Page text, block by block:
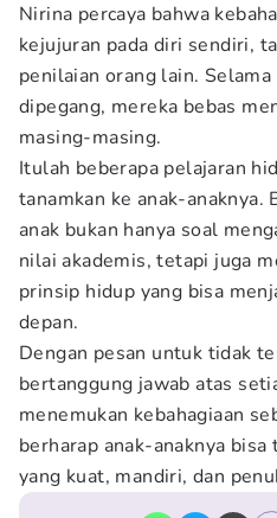
Nirina percaya bahwa
kejujuran pada diri sendiri,
penilaian orang lain.
dipegang, mereka bebas
masing-masing.
Itulah beberapa pelajaran
tanamkan ke anak-anaknya.
anak bukan hanya soal
nilai akademis, tetapi juga
prinsip hidup yang bisa
depan.
Dengan pesan untuk tidak
bertanggung jawab atas
menemukan kebahagiaan
berharap anak-anaknya
yang kuat, mandiri, dan